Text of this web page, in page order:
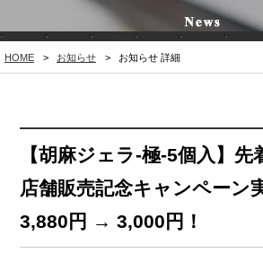
HOME > お知らせ > お知らせ 詳細
【胡麻ジェラ-極-5個入】
店舗販売記念キャンペーン
3,880円 → 3,000円！